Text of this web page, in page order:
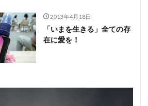
2013年4月18日
「いまを生きる」全ての存
在に愛を！